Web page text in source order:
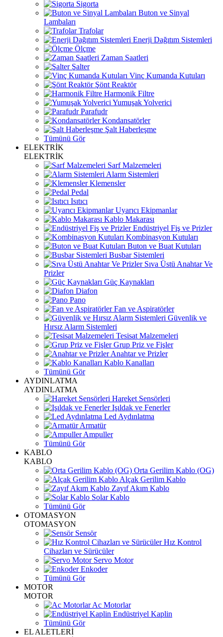
Sigorta
Buton ve Sinyal
Lambaları
Trafolar
Enerji Dağıtım Sistemleri
Ölçme
Zaman Saatleri
Şalter
Vinç Kumanda Kutuları
Şönt Reaktör
Harmonik Filtre
Yumuşak Yolverici
Parafudr
Kondansatörler
Şalt Haberleşme
Tümünü Gör
ELEKTRİK
ELEKTRİK
Sarf Malzemeleri
Alarm Sistemleri
Klemensler
Pedal
Isıtıcı
Uyarıcı Ekipmanlar
Kablo Makarası
Endüstriyel Fiş ve Prizler
Kombinasyon Kutuları
Buton ve Buat Kutuları
Busbar Sistemleri
Sıva Üstü Anahtar Ve
Prizler
Güç Kaynakları
Diafon
Pano
Fan ve Aspiratörler
Güvenlik ve
Hırsız Alarm Sistemleri
Tesisat Malzemeleri
Grup Priz ve Fişler
Anahtar ve Prizler
Kablo Kanalları
Tümünü Gör
AYDINLATMA
AYDINLATMA
Hareket Sensörleri
Işıldak ve Fenerler
Led Aydınlatma
Armatür
Ampuller
Tümünü Gör
KABLO
KABLO
Orta Gerilim Kablo (OG)
Alçak Gerilim Kablo
Zayıf Akım Kablo
Solar Kablo
Tümünü Gör
OTOMASYON
OTOMASYON
Sensör
Hız Kontrol
Cihazları ve Sürücüler
Servo Motor
Enkoder
Tümünü Gör
MOTOR
MOTOR
Ac Motorlar
Endüstriyel Kaplin
Tümünü Gör
EL ALETLERİ